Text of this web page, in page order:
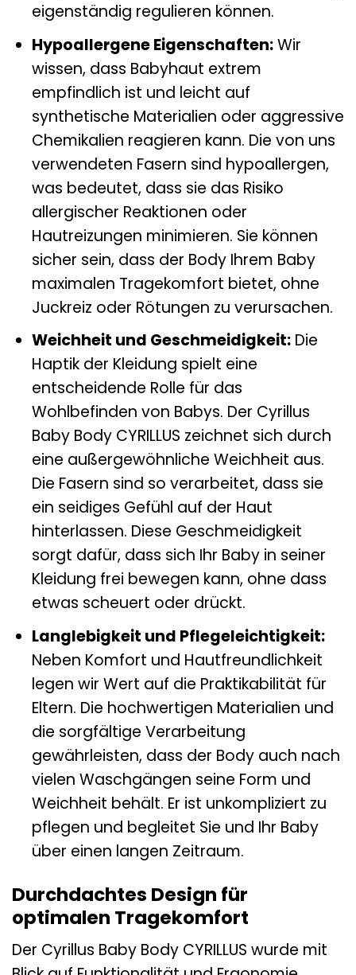
eigenständig regulieren können.
Hypoallergene Eigenschaften:Wir
wissen, dass Babyhaut extrem
empfindlich ist und leicht auf
synthetische Materialien oder aggressive
Chemikalien reagieren kann. Die von uns
verwendeten Fasern sind hypoallergen,
was bedeutet, dass sie das Risiko
allergischer Reaktionen oder
Hautreizungen minimieren. Sie können
sicher sein, dass der Body Ihrem Baby
maximalen Tragekomfort bietet, ohne
Juckreiz oder Rötungen zu verursachen.
Weichheit und Geschmeidigkeit:Die
Haptik der Kleidung spielt eine
entscheidende Rolle für das
Wohlbefinden von Babys. Der Cyrillus
Baby Body CYRILLUS zeichnet sich durch
eine außergewöhnliche Weichheit aus.
Die Fasern sind so verarbeitet, dass sie
ein seidiges Gefühl auf der Haut
hinterlassen. Diese Geschmeidigkeit
sorgt dafür, dass sich Ihr Baby in seiner
Kleidung frei bewegen kann, ohne dass
etwas scheuert oder drückt.
Langlebigkeit und Pflegeleichtigkeit:
Neben Komfort und Hautfreundlichkeit
legen wir Wert auf die Praktikabilität für
Eltern. Die hochwertigen Materialien und
die sorgfältige Verarbeitung
gewährleisten, dass der Body auch nach
vielen Waschgängen seine Form und
Weichheit behält. Er ist unkompliziert zu
pflegen und begleitet Sie und Ihr Baby
über einen langen Zeitraum.
Durchdachtes Design für
optimalen Tragekomfort
Der Cyrillus Baby Body CYRILLUS wurde mit